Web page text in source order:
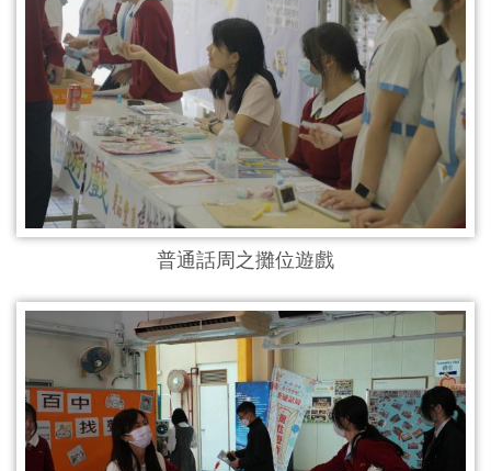
普通話周之攤位遊戲